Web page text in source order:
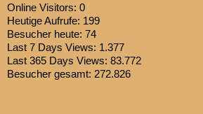
Online Visitors: 0
Heutige Aufrufe: 199
Besucher heute: 74
Last 7 Days Views: 1.377
Last 365 Days Views: 83.772
Besucher gesamt: 272.826